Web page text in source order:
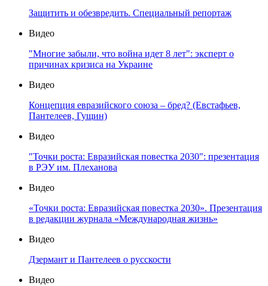
Защитить и обезвредить. Специальный репортаж
Видео
"Многие забыли, что война идет 8 лет": эксперт о
причинах кризиса на Украине
Видео
Концепция евразийского союза – бред? (Евстафьев,
Пантелеев, Гущин)
Видео
"Точки роста: Евразийская повестка 2030": презентация
в РЭУ им. Плеханова
Видео
«Точки роста: Евразийская повестка 2030». Презентация
в редакции журнала «Международная жизнь»
Видео
Дзермант и Пантелеев о русскости
Видео